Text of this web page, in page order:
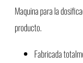
Maquina para la
producto.
Fabricada